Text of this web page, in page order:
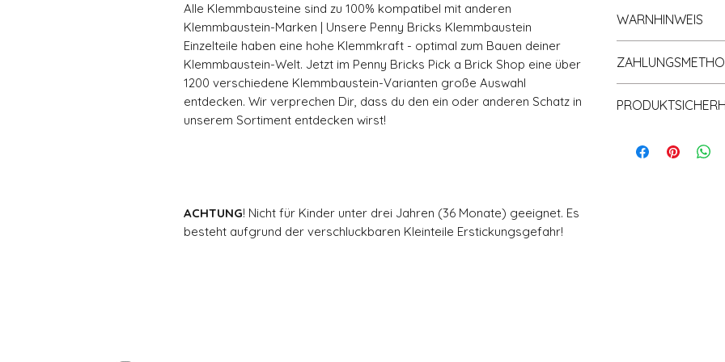
Alle Klemmbausteine sind zu 100% kompatibel mit anderen
Klemmbaustein-Marken | Unsere Penny Bricks Klemmbaustein
Einzelteile haben eine hohe Klemmkraft - optimal zum Bauen deiner
Klemmbaustein-Welt. Jetzt im Penny Bricks Pick a Brick Shop eine über
1200 verschiedene Klemmbaustein-Varianten große Auswahl
entdecken. Wir verprechen Dir, dass du den ein oder anderen Schatz in
unserem Sortiment entdecken wirst!
ACHTUNG! Nicht für Kinder unter drei Jahren (36 Monate) geeignet. Es
besteht aufgrund der verschluckbaren Kleinteile Erstickungsgefahr!
aus
Bearbeitungszeit
bei ein bis
per Deutscher Post
WARNHINWEIS
Monate) geeignet.
verschluckbaren
PAYPAL
Überweisung in
Rechnung
(General Product